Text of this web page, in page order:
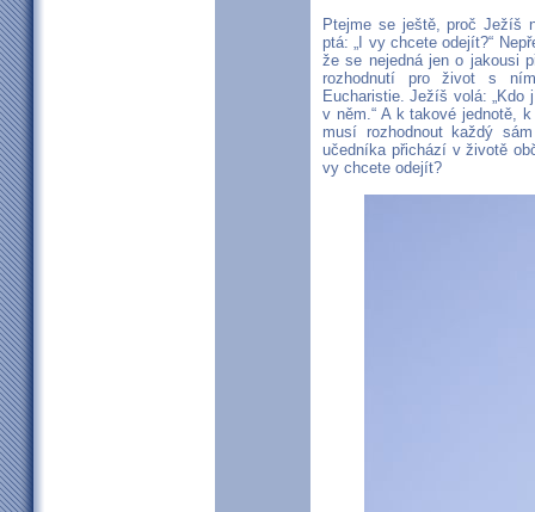
Ptejme se ještě, proč Ježíš
ptá: „I vy chcete odejít?“
že se nejedná jen o jakousi
rozhodnutí pro život s
Eucharistie. Ježíš volá:
v něm.“ A k takové jednotě,
musí rozhodnout každý
učedníka přichází v životě
vy chcete odejít?